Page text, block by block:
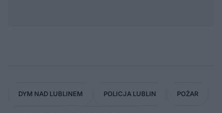
DYM NAD LUBLINEM POLICJA LUBLIN POŻAR